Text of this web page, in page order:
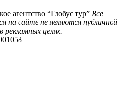
агентство “Глобус тур” Все
на сайте не являются публичной
рекламных целях.